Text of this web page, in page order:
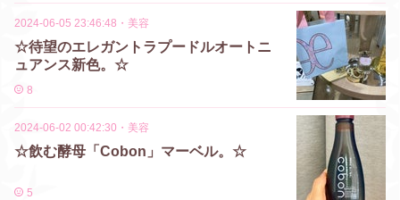
2024-06-05 23:46:48 ・ 美容
☆待望のエレガントラプードルオートニ
ュアンス新色。☆
8
2024-06-02 00:42:30 ・ 美容
☆飲む酵母「Cobon」マーベル。☆
5